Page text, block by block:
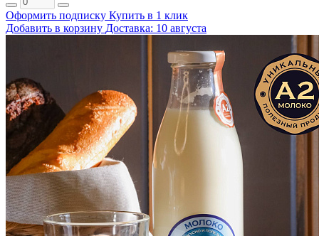
Оформить подписку Купить в 1 клик
Добавить в корзину Доставка: 10 августа